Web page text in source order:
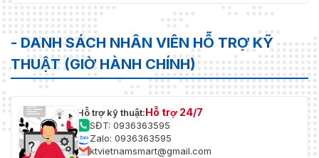
- DANH SÁCH NHÂN VIÊN HỖ TRỢ KỸ
THUẬT (GIỜ HÀNH CHÍNH)
Hỗ trợ kỹ thuật:Hỗ trợ 24/7
SĐT: 0936363595
Zalo: 0936363595
ktvietnamsmart@gmail.com